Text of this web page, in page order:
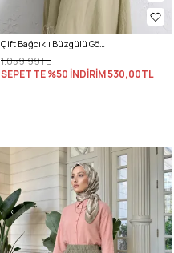
Çift Bağcıklı Büzgülü Gömlek Y0099 - MÜRDÜM
1.059,99TL
SEPETTE %50 İNDİRİM530,00TL